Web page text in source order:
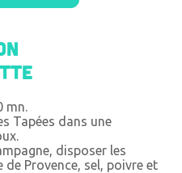
mn.
Tapées dans une
disposer les
Provence, sel, poivre et